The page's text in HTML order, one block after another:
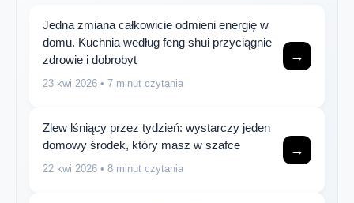
Jedna zmiana całkowicie odmieni energię w
domu. Kuchnia według feng shui przyciągnie
zdrowie i dobrobyt
23 kwi 2026 • 7 minut czytania
→
Zlew lśniący przez tydzień: wystarczy jeden
domowy środek, który masz w szafce
22 kwi 2026 • 8 minut czytania
→